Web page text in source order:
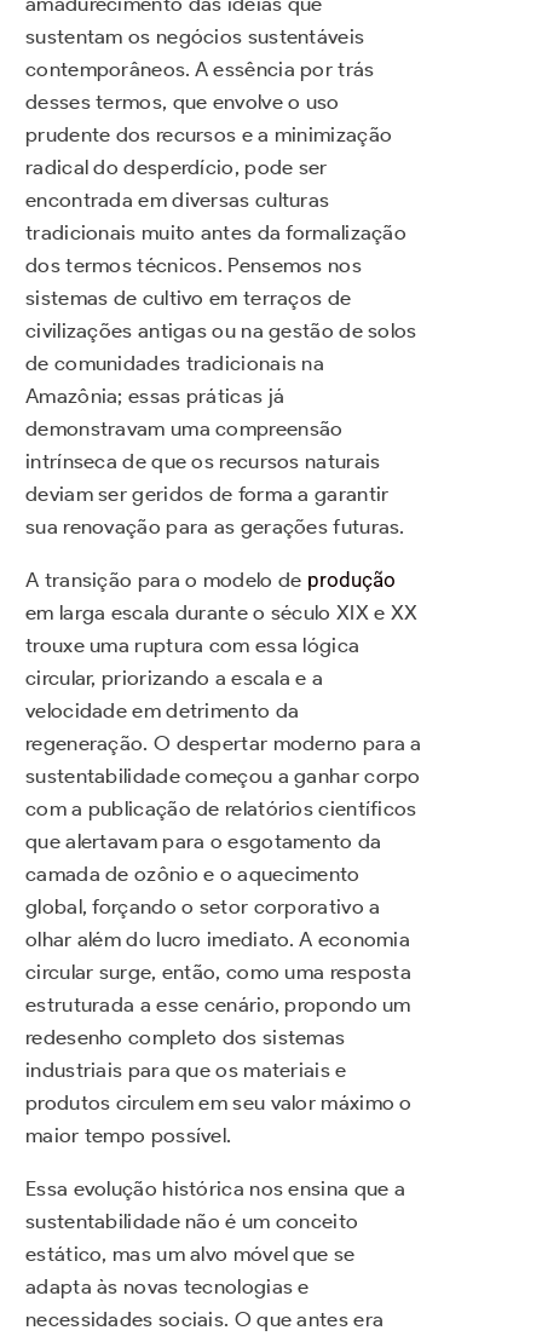
sustentam os negócios sustentáveis
contemporâneos. A essência por trás
desses termos, que envolve o uso
prudente dos recursos e a minimização
radical do desperdício, pode ser
encontrada em diversas culturas
tradicionais muito antes da formalização
dos termos técnicos. Pensemos nos
sistemas de cultivo em terraços de
civilizações antigas ou na gestão de solos
de comunidades tradicionais na
Amazônia; essas práticas já
demonstravam uma compreensão
intrínseca de que os recursos naturais
deviam ser geridos de forma a garantir
sua renovação para as gerações futuras.
A transição para o modelo de produção
em larga escala durante o século XIX e XX
trouxe uma ruptura com essa lógica
circular, priorizando a escala e a
velocidade em detrimento da
regeneração. O despertar moderno para a
sustentabilidade começou a ganhar corpo
com a publicação de relatórios científicos
que alertavam para o esgotamento da
camada de ozônio e o aquecimento
global, forçando o setor corporativo a
olhar além do lucro imediato. A economia
circular surge, então, como uma resposta
estruturada a esse cenário, propondo um
redesenho completo dos sistemas
industriais para que os materiais e
produtos circulem em seu valor máximo o
maior tempo possível.
Essa evolução histórica nos ensina que a
sustentabilidade não é um conceito
estático, mas um alvo móvel que se
adapta às novas tecnologias e
necessidades sociais. O que antes era